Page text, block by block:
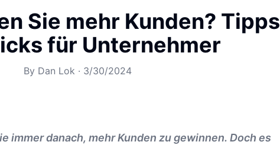
Sie mehr Kunden? Tipps
für Unternehmer
By Dan Lok · 3/30/2024
immer danach, mehr Kunden zu gewinnen. Doch es